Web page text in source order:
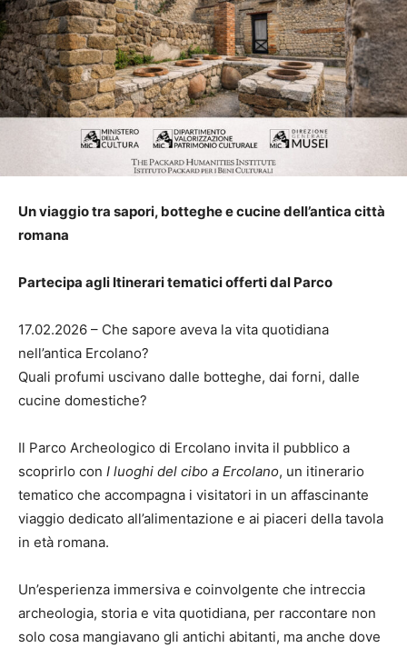
Un viaggio tra sapori, botteghe e cucine dell’antica città
romana
Partecipa agli Itinerari tematici offerti dal Parco
17.02.2026 – Che sapore aveva la vita quotidiana
nell’antica Ercolano?
Quali profumi uscivano dalle botteghe, dai forni, dalle
cucine domestiche?
Il Parco Archeologico di Ercolano invita il pubblico a
scoprirlo con I luoghi del cibo a Ercolano, un itinerario
tematico che accompagna i visitatori in un affascinante
viaggio dedicato all’alimentazione e ai piaceri della tavola
in età romana.
Un’esperienza immersiva e coinvolgente che intreccia
archeologia, storia e vita quotidiana, per raccontare non
solo cosa mangiavano gli antichi abitanti, ma anche dove